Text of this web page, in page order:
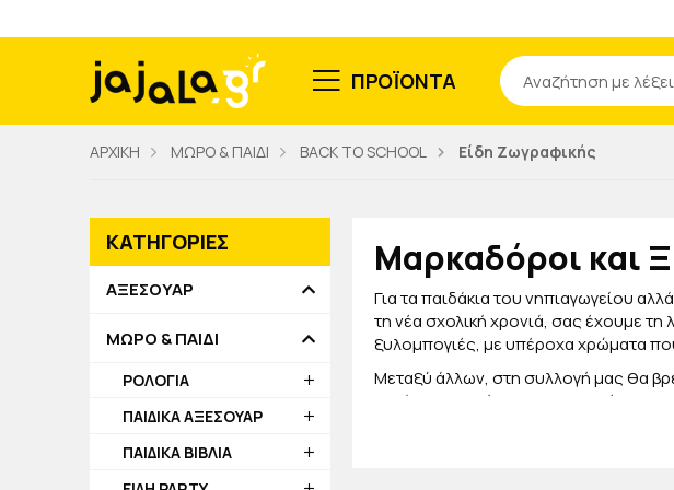
ΠΡΟΪΟΝΤΑ
Αναζήτηση
ΑΡΧΙΚΗ ΜΩΡΟ & ΠΑΙΔΙ BACK TO SCHOOL Είδη Ζωγραφικής
Μαρκαδόροι και
Για τα παιδάκια του νηπιαγωγείου
τη νέα σχολική χρονιά, σας έχουμε τη
ξυλομπογιές, με υπέροχα χρώματα
Μεταξύ άλλων, στη συλλογή μας θα
αλλά και με γκλίτερ, για να
κάνουν πιο λεία τη μύτη από τις
ΚΑΤΗΓΟΡΙΕΣ
ΑΞΕΣΟΥΑΡ
ΜΩΡΟ & ΠΑΙΔΙ
ΡΟΛΟΓΙΑ
ΠΑΙΔΙΚΑ ΑΞΕΣΟΥΑΡ
ΠΑΙΔΙΚΑ ΒΙΒΛΙΑ